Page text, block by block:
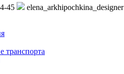
45
elena_arkhipochkina_designer
транспорта